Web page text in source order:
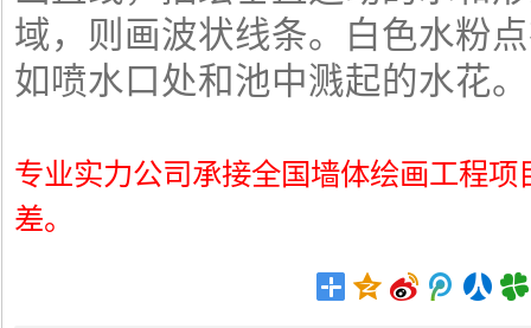
域，则画波状线条。白色水粉
如喷水口处和池中溅起的水花。
专业实力公司承接全国墙体绘画工程
差。